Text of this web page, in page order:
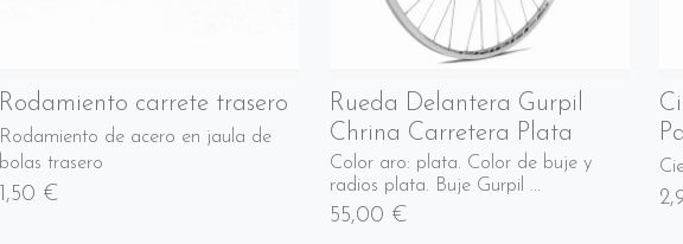
Rodamiento carrete trasero
Rodamiento de acero en jaula de
bolas trasero
1,50 €
Rueda Delantera Gurpil
Chrina Carretera Plata
Color aro: plata. Color de buje y
radios plata. Buje Gurpil ...
55,00 €